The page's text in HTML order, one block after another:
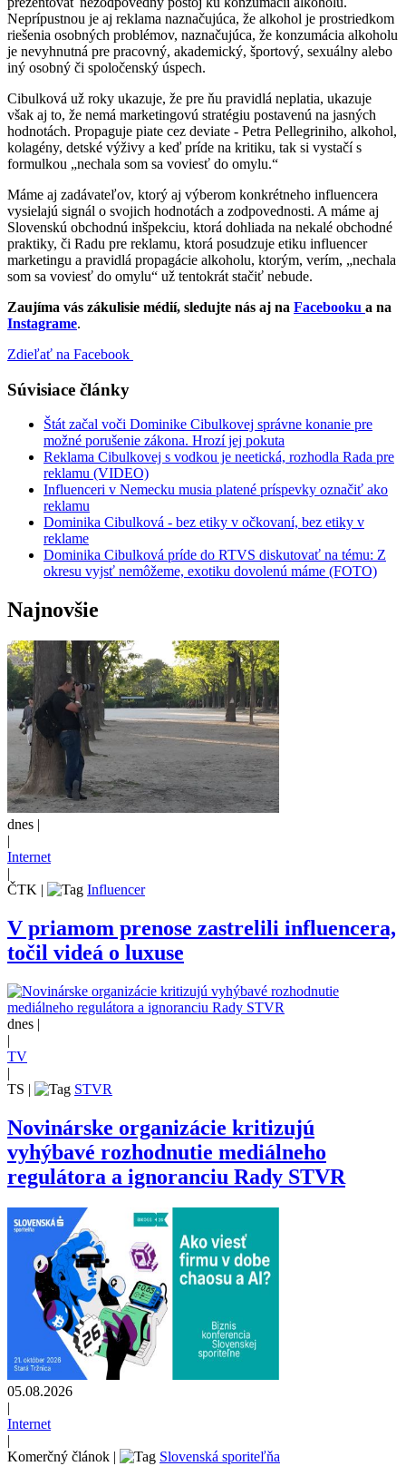
Neprípustnou je aj reklama naznačujúca, že alkohol je prostriedkom
riešenia osobných problémov, naznačujúca, že konzumácia alkoholu
je nevyhnutná pre pracovný, akademický, športový, sexuálny alebo
iný osobný či spoločenský úspech.
Cibulková už roky ukazuje, že pre ňu pravidlá neplatia, ukazuje
však aj to, že nemá marketingovú stratégiu postavenú na jasných
hodnotách. Propaguje piate cez deviate - Petra Pellegriniho, alkohol,
kolagény, detské výživy a keď príde na kritiku, tak si vystačí s
formulkou „nechala som sa voviesť do omylu.“
Máme aj zadávateľov, ktorý aj výberom konkrétneho influencera
vysielajú signál o svojich hodnotách a zodpovednosti. A máme aj
Slovenskú obchodnú inšpekciu, ktorá dohliada na nekalé obchodné
praktiky, či Radu pre reklamu, ktorá posudzuje etiku influencer
marketingu a pravidlá propagácie alkoholu, ktorým, verím, „nechala
som sa voviesť do omylu“ už tentokrát stačiť nebude.
Zaujíma vás zákulisie médií, sledujte nás aj na Facebooku a na
Instagrame.
Zdieľať na Facebook
Súvisiace články
Štát začal voči Dominike Cibulkovej správne konanie pre
možné porušenie zákona. Hrozí jej pokuta
Reklama Cibulkovej s vodkou je neetická, rozhodla Rada pre
reklamu (VIDEO)
Influenceri v Nemecku musia platené príspevky označiť ako
reklamu
Dominika Cibulková - bez etiky v očkovaní, bez etiky v
reklame
Dominika Cibulková príde do RTVS diskutovať na tému: Z
okresu vyjsť nemôžeme, exotiku dovolenú máme (FOTO)
Najnovšie
dnes |
|
Internet
|
ČTK | Influencer
V priamom prenose zastrelili influencera,
točil videá o luxuse
dnes |
|
TV
|
TS | STVR
Novinárske organizácie kritizujú
vyhýbavé rozhodnutie mediálneho
regulátora a ignoranciu Rady STVR
05.08.2026
|
Internet
|
Komerčný článok | Slovenská sporiteľňa